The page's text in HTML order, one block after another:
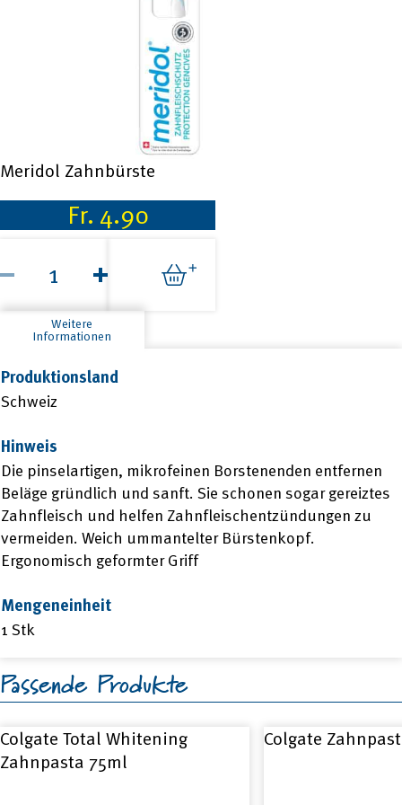
Meridol Zahnbürste
Fr. 4.90
Menge
Weitere
Informationen
Produktionsland
Schweiz
Hinweis
Die pinselartigen, mikrofeinen Borstenenden entfernen
Beläge gründlich und sanft. Sie schonen sogar gereiztes
Zahnfleisch und helfen Zahnfleischentzündungen zu
vermeiden. Weich ummantelter Bürstenkopf.
Ergonomisch geformter Griff
Mengeneinheit
1 Stk
Passende Produkte
Colgate Total Whitening
Zahnpasta 75ml
Colgate